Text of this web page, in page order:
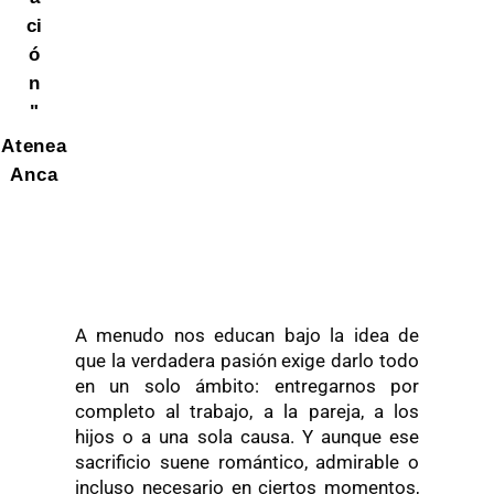
ci
ó
n
"
Atenea
Anca
A menudo nos educan bajo la idea de
que la verdadera pasión exige darlo todo
en un solo ámbito: entregarnos por
completo al trabajo, a la pareja, a los
hijos o a una sola causa. Y aunque ese
sacrificio suene romántico, admirable o
incluso necesario en ciertos momentos,